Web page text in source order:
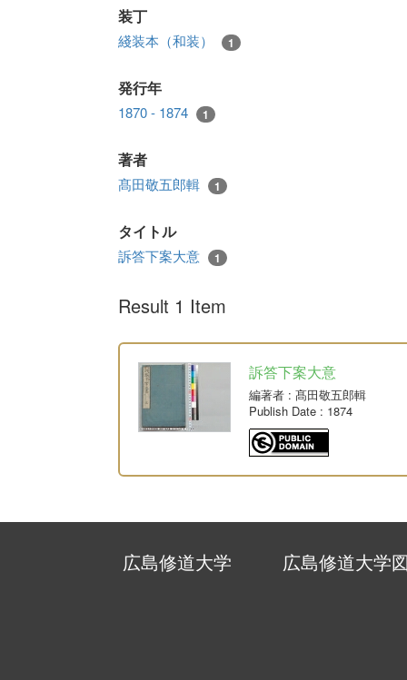
装丁
綫装本（和装） 1
発行年
1870 - 1874 1
著者
髙田敬五郎輯 1
タイトル
訴答下案大意 1
Result 1 Item
訴答下案大意
編著者 : 髙田敬五郎輯
Publish Date : 1874
広島修道大学 広島修道大学